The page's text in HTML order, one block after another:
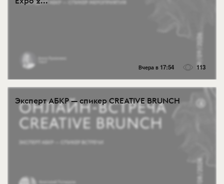
Вчера в 17:54 113
Эксперт АБКР — спикер CREATIVE BRUNCH